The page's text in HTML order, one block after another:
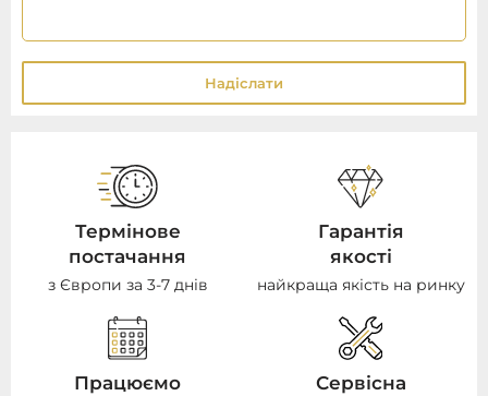
Надіслати
Термінове
постачання
з Європи за 3-7 днів
Гарантія
якості
найкраща якість на ринку
Працюємо
Сервісна